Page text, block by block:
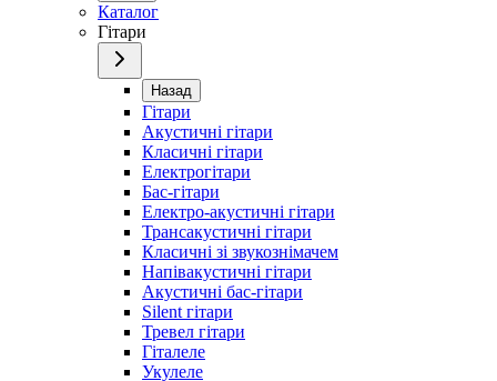
Каталог
Гітари
Назад
Гітари
Акустичні гітари
Класичні гітари
Електрогітари
Бас-гітари
Електро-акустичні гітари
Трансакустичні гітари
Класичні зі звукознімачем
Напівакустичні гітари
Акустичні бас-гітари
Silent гітари
Тревел гітари
Гіталеле
Укулеле